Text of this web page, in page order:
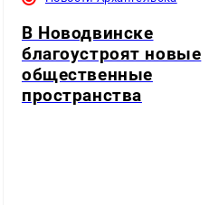
В Новодвинске
благоустроят новые
общественные
пространства